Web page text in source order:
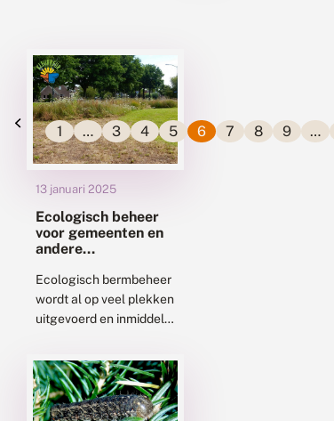
13 januari 2025
Ecologisch beheer
voor gemeenten en
andere
Ecologisch bermbeheer
wordt al op veel plekken
uitgevoerd en inmiddels
aannemers
gecertificeerd voor
Kleurkeur. Maar ook
voor opdrachtgevers,
1 … 3 4 5 6 7 8 9 …